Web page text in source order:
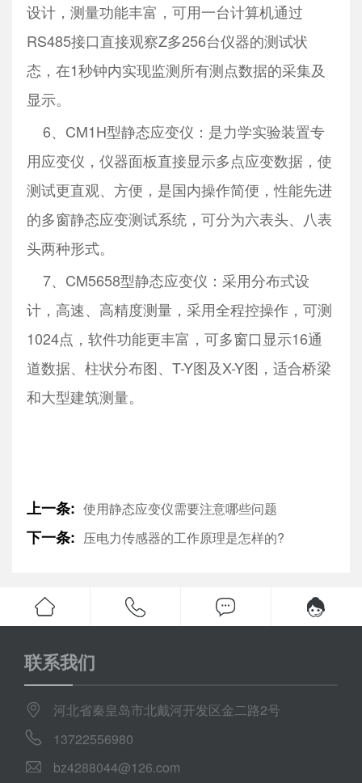
设计，测量功能丰富，可用一台计算机通过
RS485接口直接观察Z多256台仪器的测试状
态，在1秒钟内实现监测所有测点数据的采集及
显示。
6、CM1H型静态应变仪：是力学实验装置专
用应变仪，仪器面板直接显示多点应变数据，使
测试更直观、方便，是国内操作简便，性能先进
的多窗静态应变测试系统，可分为六表头、八表
头两种形式。
7、CM5658型静态应变仪：采用分布式设
计，高速、高精度测量，采用全程控操作，可测
1024点，软件功能更丰富，可多窗口显示16通
道数据、柱状分布图、T-Y图及X-Y图，适合桥梁
和大型建筑测量。
上一条: 使用静态应变仪需要注意哪些问题
下一条: 压电力传感器的工作原理是怎样的?
联系我们
河北省秦皇岛市北戴河开发区金二路2号
13722556980
bz4288044@126.com